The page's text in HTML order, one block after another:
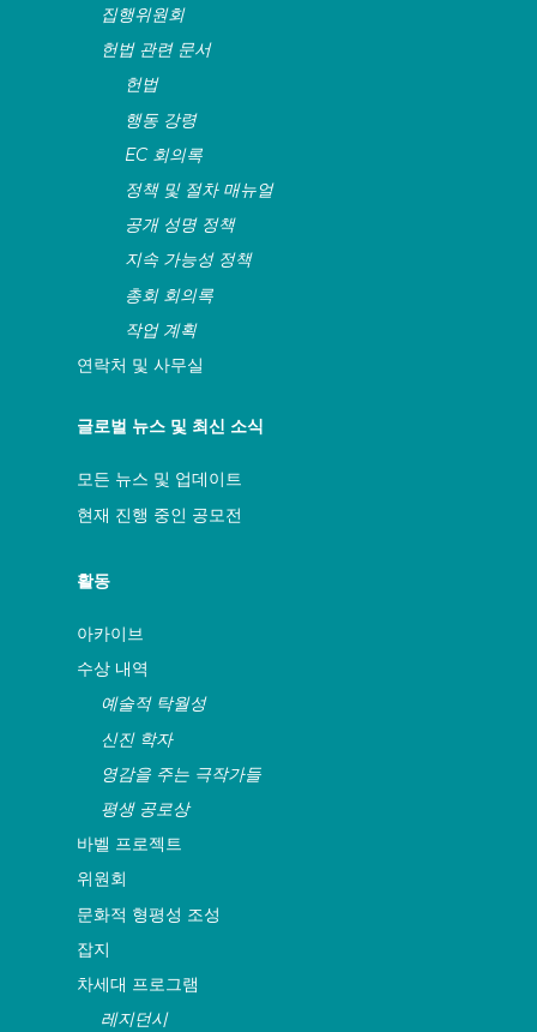
집행위원회
헌법 관련 문서
헌법
행동 강령
EC 회의록
정책 및 절차 매뉴얼
공개 성명 정책
지속 가능성 정책
총회 회의록
작업 계획
연락처 및 사무실
글로벌 뉴스 및 최신 소식
모든 뉴스 및 업데이트
현재 진행 중인 공모전
활동
아카이브
수상 내역
예술적 탁월성
신진 학자
영감을 주는 극작가들
평생 공로상
바벨 프로젝트
위원회
문화적 형평성 조성
잡지
차세대 프로그램
레지던시